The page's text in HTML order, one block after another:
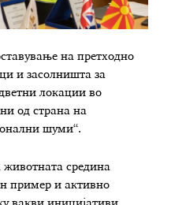
на претходно
и засолништа за
локации во
од страна на
шуми“.
животната средина
пример и активно